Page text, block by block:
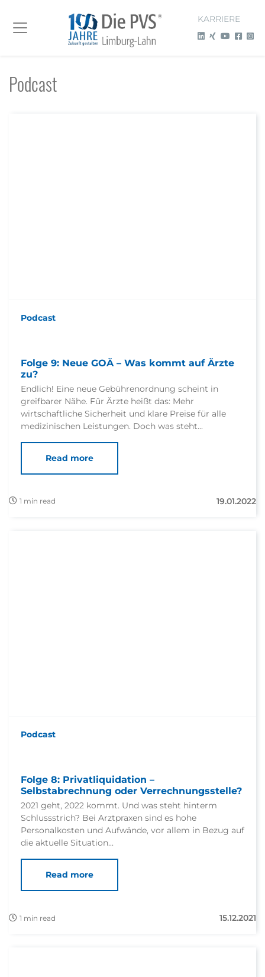
KARRIERE
Podcast
Podcast
Folge 9: Neue GOÄ – Was kommt auf Ärzte
zu?
Endlich! Eine neue Gebührenordnung scheint in
greifbarer Nähe. Für Ärzte heißt das: Mehr
wirtschaftliche Sicherheit und klare Preise für alle
medizinischen Leistungen. Doch was steht...
Read more
1 min read 19.01.2022
Podcast
Folge 8: Privatliquidation –
Selbstabrechnung oder Verrechnungsstelle?
2021 geht, 2022 kommt. Und was steht hinterm
Schlussstrich? Bei Arztpraxen sind es hohe
Personalkosten und Aufwände, vor allem in Bezug auf
die aktuelle Situation...
Read more
1 min read 15.12.2021